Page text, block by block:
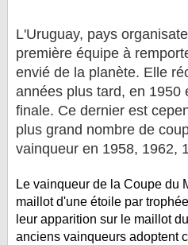
LES BUTEURS
HOMME DU MATCH
LES 32 ÉQUIPES
LE RÈGLEMENT
LES STADES
QUALIFICATIONS
HISTORIQUE
COUPE DES CONFÉDÉRATIONS
L'Uruguay, pays
première équipe à
envié de la planète. Elle
années plus tard, en 1950
finale. Ce dernier est
plus grand nombre de
vainqueur en 1958, 1962,
Le vainqueur de la Coupe du
maillot d'une étoile par
leur apparition sur le maillot
anciens vainqueurs adoptent